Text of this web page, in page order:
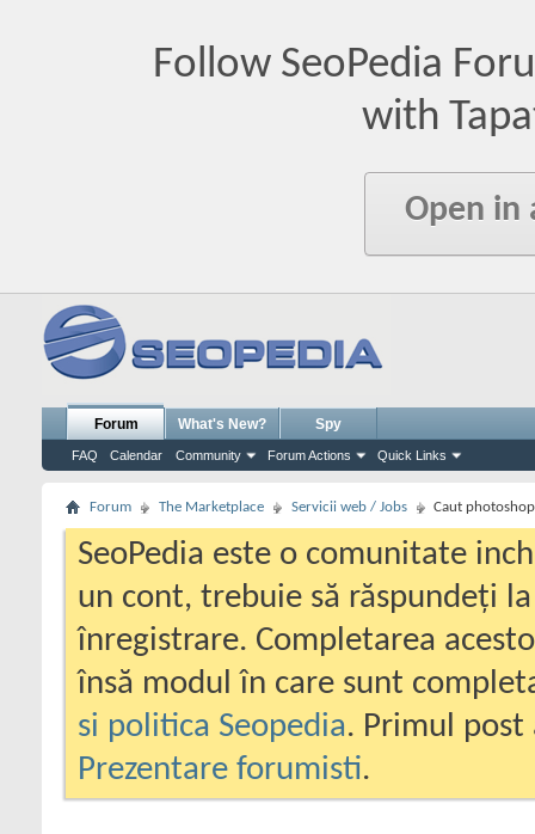
Follow SeoPedia
with
Open in
Forum
FAQ Calendar Community Forum Actions Quick Links
What's New? Spy
Forum The Marketplace Servicii web / Jobs Caut
SeoPedia este o comunitate
un cont, trebuie să răspundeți
înregistrare. Completarea
însă modul în care sunt
si politica Seopedia. Primul
Prezentare forumisti.